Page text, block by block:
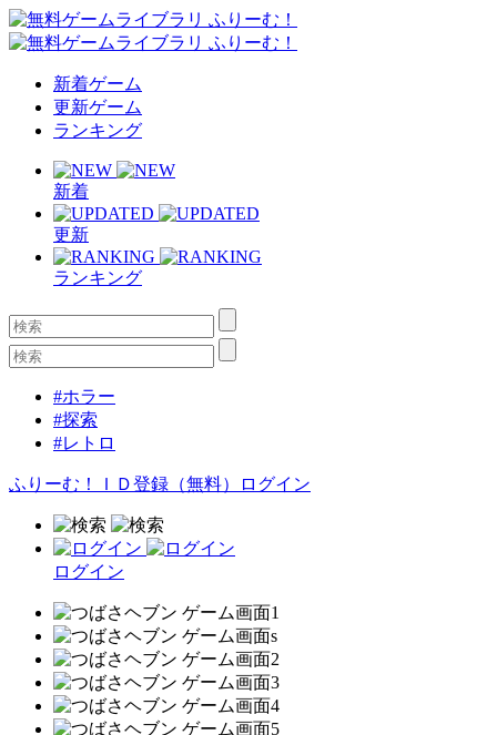
新着ゲーム
更新ゲーム
ランキング
新着
更新
ランキング
#ホラー
#探索
#レトロ
ふりーむ！ＩＤ登録（無料） ログイン
ログイン